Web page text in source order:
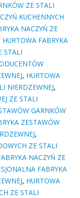
ZE STALI
KUCHENNYCH
NACZYŃ ZE
HURTOWA FABRYKA
STALI
, HURTOWA
NIERDZEWNEJ,
ZE STALI
GARNKÓW
ZESTAWÓW
,
ZE STALI
NACZYŃ ZE
FABRYKA
, HURTOWA
ZE STALI